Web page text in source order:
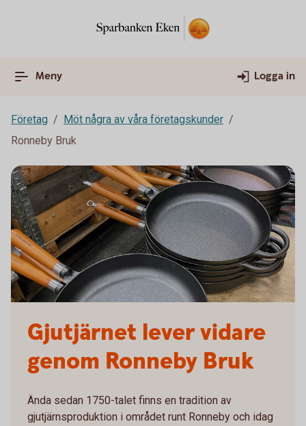
Meny Logga in
Företag
Möt några av våra företagskunder
Ronneby Bruk
Gjutjärnet lever vidare
genom Ronneby Bruk
Ända sedan 1750-talet finns en tradition av
gjutjärnsproduktion i området runt Ronneby och idag